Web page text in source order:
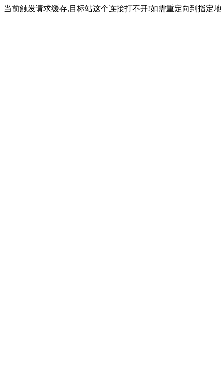
当前触发请求缓存,目标站这个连接打不开!如需重定向到指定